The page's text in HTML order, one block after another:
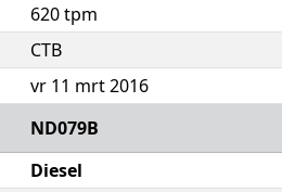
620 tpm
CTB
vr 11 mrt 2016
ND079B
Diesel